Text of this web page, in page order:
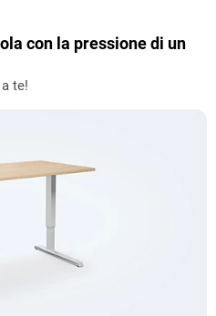
con la pressione di un
te!